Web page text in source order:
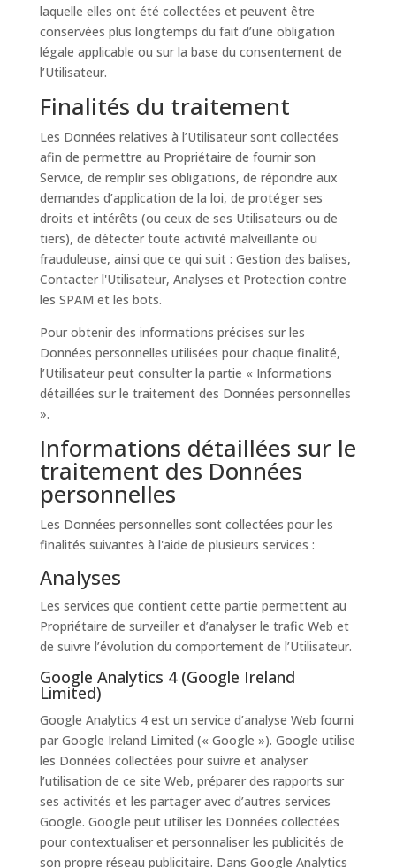
laquelle elles ont été collectées et peuvent être
conservées plus longtemps du fait d’une obligation
légale applicable ou sur la base du consentement de
l’Utilisateur.
Finalités du traitement
Les Données relatives à l’Utilisateur sont collectées
afin de permettre au Propriétaire de fournir son
Service, de remplir ses obligations, de répondre aux
demandes d’application de la loi, de protéger ses
droits et intérêts (ou ceux de ses Utilisateurs ou de
tiers), de détecter toute activité malveillante ou
frauduleuse, ainsi que ce qui suit : Gestion des balises,
Contacter l'Utilisateur, Analyses et Protection contre
les SPAM et les bots.
Pour obtenir des informations précises sur les
Données personnelles utilisées pour chaque finalité,
l’Utilisateur peut consulter la partie « Informations
détaillées sur le traitement des Données personnelles
».
Informations détaillées sur le
traitement des Données
personnelles
Les Données personnelles sont collectées pour les
finalités suivantes à l'aide de plusieurs services :
Analyses
Les services que contient cette partie permettent au
Propriétaire de surveiller et d’analyser le trafic Web et
de suivre l’évolution du comportement de l’Utilisateur.
Google Analytics 4 (Google Ireland
Limited)
Google Analytics 4 est un service d’analyse Web fourni
par Google Ireland Limited (« Google »). Google utilise
les Données collectées pour suivre et analyser
l’utilisation de ce site Web, préparer des rapports sur
ses activités et les partager avec d’autres services
Google. Google peut utiliser les Données collectées
pour contextualiser et personnaliser les publicités de
son propre réseau publicitaire. Dans Google Analytics